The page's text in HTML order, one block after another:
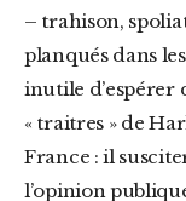
– trahison,
planqués dans
inutile d’espérer
« traitres » de
France : il
l’opinion